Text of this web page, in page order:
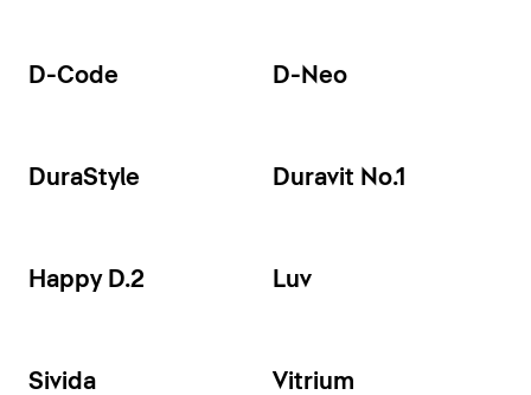
D-Code D-Neo
DuraStyle Duravit No.1
Happy D.2 Luv
Sivida Vitrium